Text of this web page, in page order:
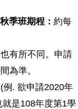
秋季班期程： 約每
有所不同。申請
為準。
例. 欲申請2020年
是108年度第1學